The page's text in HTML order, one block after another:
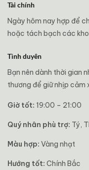
Tài chính
Ngày hôm nay hợp để
hoặc tách bạch các
Tình duyên
Bạn nên dành thời gian
thương để giữ nhịp cảm
Giờ tốt: 19:00 – 21:00
Quý nhân phù trợ: Tý,
Màu hợp: Vàng nhạt
Hướng tốt: Chính Bắc